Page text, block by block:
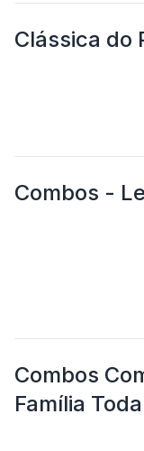
Clássica do
Combos -
Combos
Família Toda